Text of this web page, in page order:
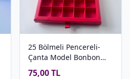
25 Bölmeli Pencereli-
Çanta Model Bonbon
Çikolata Kutusu
75,00 TL